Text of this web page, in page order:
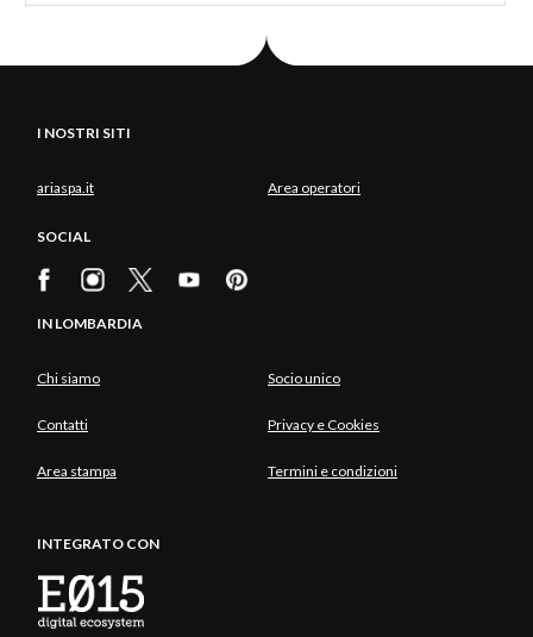
I NOSTRI SITI
ariaspa.it Area operatori
SOCIAL
IN LOMBARDIA
Chi siamo Socio unico
Contatti Privacy e Cookies
Area stampa Termini e condizioni
INTEGRATO CON